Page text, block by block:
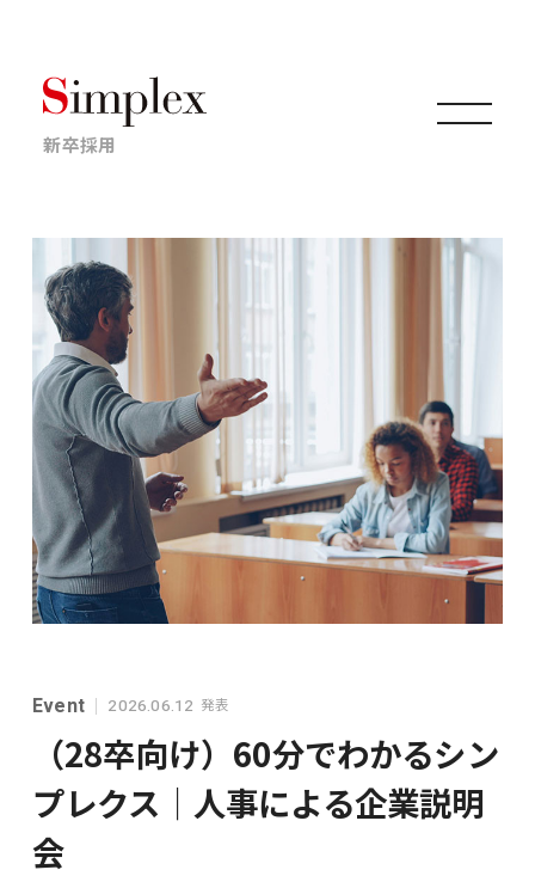
仕事について
キャリアについて
採用情報
ニュース・イベント
シンプレクスグループ基本情報
新卒採用
Event 2026.06.12 発表
（28卒向け）60分でわかるシン
プレクス｜人事による企業説明
会